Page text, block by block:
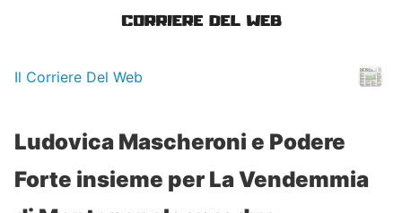
Il Corriere Del Web
Ludovica Mascheroni e Podere
Forte insieme per La Vendemmia